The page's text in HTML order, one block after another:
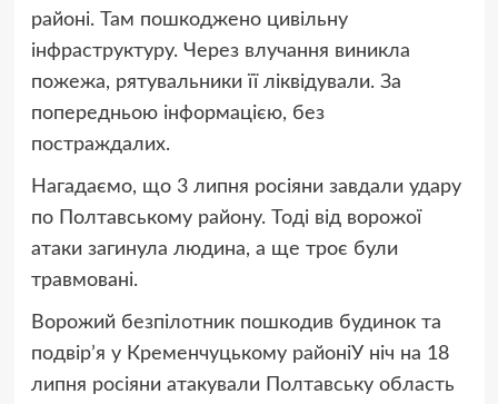
районі. Там пошкоджено цивільну
інфраструктуру. Через влучання виникла
пожежа, рятувальники її ліквідували. За
попередньою інформацією, без
постраждалих.
Нагадаємо, що 3 липня росіяни завдали удару
по Полтавському району. Тоді від ворожої
атаки загинула людина, а ще троє були
травмовані.
Ворожий безпілотник пошкодив будинок та
подвірʼя у Кременчуцькому районіУ ніч на 18
липня росіяни атакували Полтавську область